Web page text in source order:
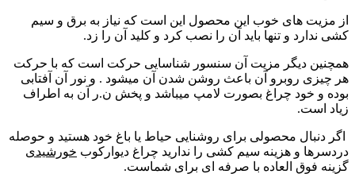
از مزیت های خوب این محصول این است که نیاز به برق و سیم
کشی ندارد و تنها باید آن را نصب کرد و کلید آن را زد.
همچنین دیگر مزیت آن سنسور شناسایی حرکت است که با حرکت
هر چیزی روبرو آن باعث روشن شدن آن میشود . و نور آن آفتابی
بوده و خود چراغ بصورت لامپ میباشد و پخش ن.ر آن به اطراف
زیاد است.
اگر دنبال محصولی برای روشنایی حیاط یا باغ خود هستید و حوصله
دردسرها و هزینه سیم کشی را ندارید چراغ دیوارکوب خورشیدی
گزینه فوق العاده با صرفه ای برای شماست.